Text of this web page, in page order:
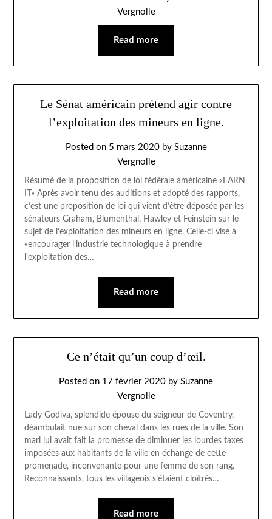
Vergnolle
Read more
Le Sénat américain prétend agir contre
l’exploitation des mineurs en ligne.
Posted on 5 mars 2020by Suzanne
Vergnolle
Résumé de la proposition de loi fédérale américaine «EARN
IT» Après avoir tenu des auditions et adopté des rapports,
c’est une proposition de loi qui vient d’être déposée par les
sénateurs Graham, Blumenthal, Hawley et Feinstein sur le
sujet de l’exploitation des mineurs en ligne. Celle-ci vise à
«encourager l’industrie technologique à prendre
l’exploitation des…
Read more
Ce n’était qu’un coup d’œil.
Posted on 17 février 2020 by Suzanne
Vergnolle
Lady Godiva, splendide épouse du seigneur de Coventry,
déambulait nue sur son cheval dans les rues de la ville. Son
mari lui avait fait la promesse de diminuer les lourdes taxes
imposées aux habitants de la ville en échange de cette
promenade, inconvenante pour une femme de son rang.
Reconnaissants, tous les villageois s’étaient cloîtrés…
Read more